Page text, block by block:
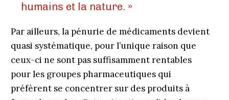
humains et la nature. »
Par ailleurs, la pénurie de médicaments devient
quasi systématique, pour l’unique raison que
ceux-ci ne sont pas suffisamment rentables
pour les groupes pharmaceutiques qui
préfèrent se concentrer sur des produits à